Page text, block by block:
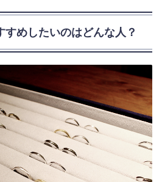
めしたいのはどんな人？